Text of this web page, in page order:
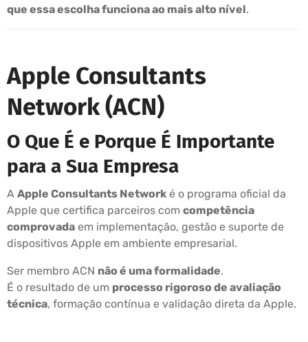
que essa escolha funciona ao mais alto nível.
Apple Consultants
Network (ACN)
O Que É e Porque É Importante
para a Sua Empresa
A Apple Consultants Network é o programa oficial da
Apple que certifica parceiros com competência
comprovada em implementação, gestão e suporte de
dispositivos Apple em ambiente empresarial.
Ser membro ACN não é uma formalidade.
É o resultado de um processo rigoroso de avaliação
técnica, formação contínua e validação direta da Apple.